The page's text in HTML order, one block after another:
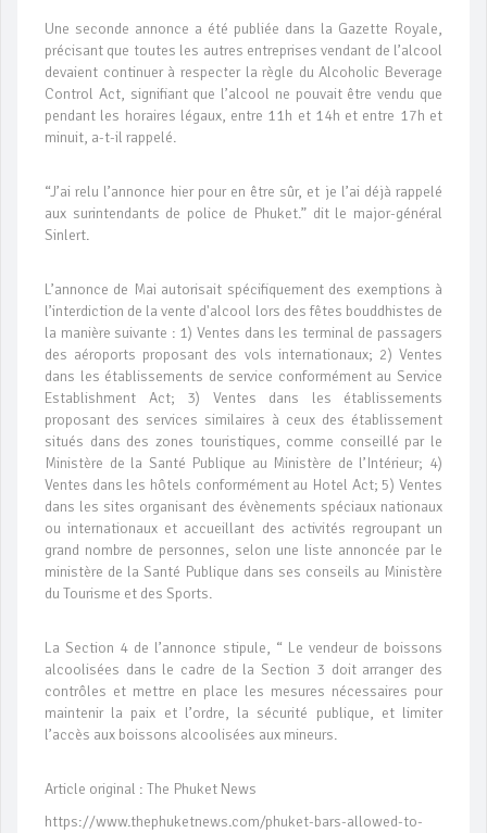
Une seconde annonce a été publiée dans la Gazette Royale,
précisant que toutes les autres entreprises vendant de l’alcool
devaient continuer à respecter la règle du Alcoholic Beverage
Control Act, signifiant que l’alcool ne pouvait être vendu que
pendant les horaires légaux, entre 11h et 14h et entre 17h et
minuit, a-t-il rappelé.
“J’ai relu l’annonce hier pour en être sûr, et je l’ai déjà rappelé
aux surintendants de police de Phuket.” dit le major-général
Sinlert.
L’annonce de Mai autorisait spécifiquement des exemptions à
l’interdiction de la vente d'alcool lors des fêtes bouddhistes de
la manière suivante : 1) Ventes dans les terminal de passagers
des aéroports proposant des vols internationaux; 2) Ventes
dans les établissements de service conformément au Service
Establishment Act; 3) Ventes dans les établissements
proposant des services similaires à ceux des établissement
situés dans des zones touristiques, comme conseillé par le
Ministère de la Santé Publique au Ministère de l’Intérieur; 4)
Ventes dans les hôtels conformément au Hotel Act; 5) Ventes
dans les sites organisant des évènements spéciaux nationaux
ou internationaux et accueillant des activités regroupant un
grand nombre de personnes, selon une liste annoncée par le
ministère de la Santé Publique dans ses conseils au Ministère
du Tourisme et des Sports.
La Section 4 de l’annonce stipule, “ Le vendeur de boissons
alcoolisées dans le cadre de la Section 3 doit arranger des
contrôles et mettre en place les mesures nécessaires pour
maintenir la paix et l’ordre, la sécurité publique, et limiter
l’accès aux boissons alcoolisées aux mineurs.
Article original : The Phuket News
https://www.thephuketnews.com/phuket-bars-allowed-to-